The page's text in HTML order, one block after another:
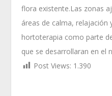
flora existente.Las zonas
áreas de calma, relajación
hortoterapia como parte
que se desarrollaran en el
Post Views: 1.390